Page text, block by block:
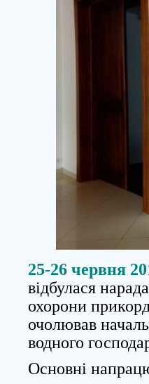
25-26 червня
відбулася
охорони
очолював
водного
Основні